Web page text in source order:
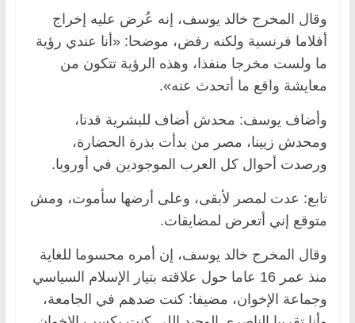
وقال المخرج خالد يوسف، إنه عُرض عليه إخراج
أفلاما فرنسية ولكنه رفض، موضحا: «أنا عندي رؤية
ما ولست مخرجا منفذا، وهذه الرؤية تتكون من
معايشة واقع ما أتحدث عنه».
وأضاف يوسف: محدش أضاف للبشرية قدنا،
ومحدش زيينا، مصر من بدأت بذرة الحضارة،
ورصدت أحوال كل العرب الموجودين في أوروبا.
تابع: عدت لمصر لأبقى، وعلى أرضها سأموت، ومش
متوقع إني أتعرض لمضايقات.
وقال المخرج خالد يوسف، إن أمره محسوما للغاية
منذ عمر 16 عاما حول علاقته بتيار الإسلام السياسي
وجماعة الإخوان، مضيفا: كنت ضدهم في الجامعة،